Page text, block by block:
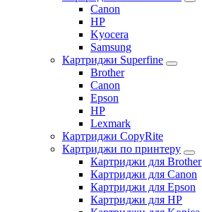
Canon
HP
Kyocera
Samsung
Картриджи Superfine
Brother
Canon
Epson
HP
Lexmark
Картриджи CopyRite
Картриджи по принтеру
Картриджи для Brother
Картриджи для Canon
Картриджи для Epson
Картриджи для HP